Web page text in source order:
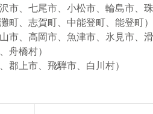
市、七尾市、小松市、輪島市、
町、志賀町、中能登町、能登町）
市、高岡市、魚津市、氷見市、
舟橋村）
郡上市、飛騨市、白川村）